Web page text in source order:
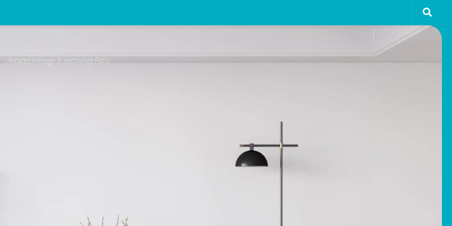
Astuces ménage & nettoyage Paris